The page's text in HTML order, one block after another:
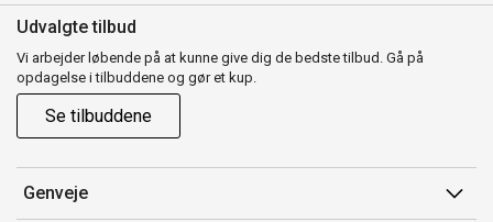
Udvalgte tilbud
Vi arbejder løbende på at kunne give dig de bedste tilbud. Gå på
opdagelse i tilbuddene og gør et kup.
Se tilbuddene
Genveje